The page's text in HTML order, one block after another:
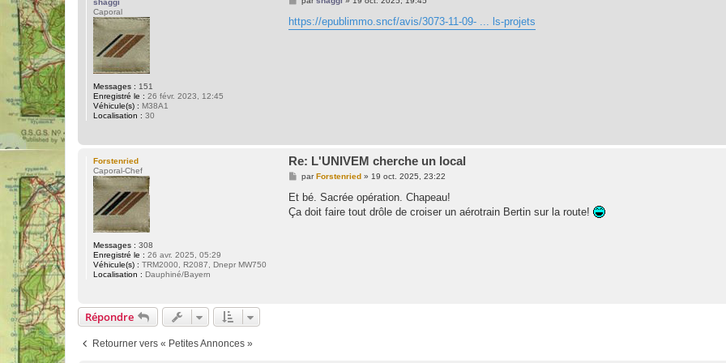
Caporal
Messages : 151
Enregistré le : 26 févr. 2023, 12:45
Véhicule(s) : M38A1
Localisation : 30
s
s
https://epublimmo.sncf/avis/3073-11-09- ... ls-projets
Forstenried
Caporal-Chef
Messages : 308
Enregistré le : 26 avr. 2025, 05:29
Véhicule(s) : TRM2000, R2087, Dnepr MW750
Localisation : Dauphiné/Bayern
Re: L'UNIVEM cherche un local
M
s
a
parForstenried» 19 oct. 2025, 23:22
Et bé. Sacrée opération. Chapeau!
Ça doit faire tout drôle de croiser un aérotrain Bertin sur la route!
Répondre
Retourner vers « Petites Annonces »